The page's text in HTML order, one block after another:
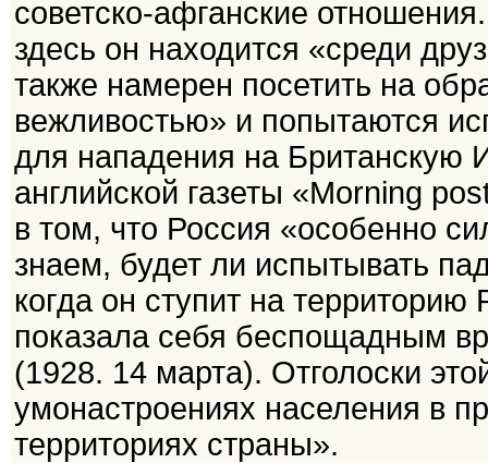
советско-афганские
здесь он находится «среди
также намерен посетить на
вежливостью» и попытаются
для нападения на Британскую
английской газеты «Моrning
в том, что Россия «особенно
знаем, будет ли испытывать
когда он ступит на
показала себя беспощадным
(1928. 14 марта). Отголоски
умонастроениях населения в
территориях страны».